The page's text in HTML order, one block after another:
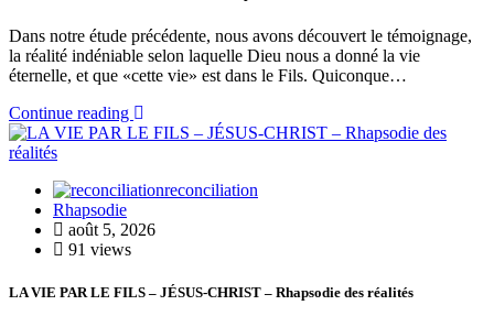
Dans notre étude précédente, nous avons découvert le témoignage,
la réalité indéniable selon laquelle Dieu nous a donné la vie
éternelle, et que «cette vie» est dans le Fils. Quiconque…
Continue reading
reconciliation
Rhapsodie
août 5, 2026
91 views
LA VIE PAR LE FILS – JÉSUS-CHRIST – Rhapsodie des réalités